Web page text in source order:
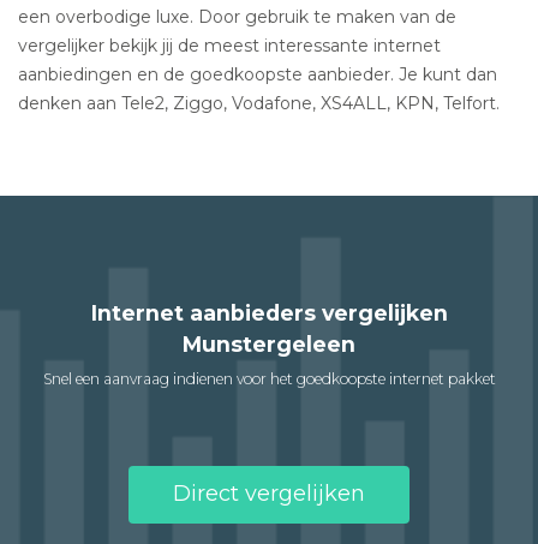
een overbodige luxe. Door gebruik te maken van de
vergelijker bekijk jij de meest interessante internet
aanbiedingen en de goedkoopste aanbieder. Je kunt dan
denken aan Tele2, Ziggo, Vodafone, XS4ALL, KPN, Telfort.
Internet aanbieders vergelijken
Munstergeleen
Snel een aanvraag indienen voor het goedkoopste internet pakket
Direct vergelijken